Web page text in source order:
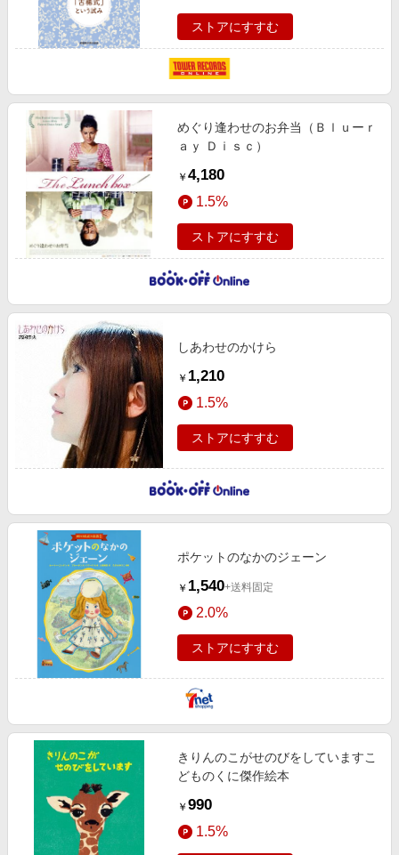
ストアにすすむ
めぐり逢わせのお弁当（Ｂｌｕーｒ
ａｙ Ｄｉｓｃ）
￥ 4,180
1.5%
ストアにすすむ
しあわせのかけら
￥ 1,210
1.5%
ストアにすすむ
ポケットのなかのジェーン
￥ 1,540+送料固定
2.0%
ストアにすすむ
きりんのこがせのびをしていますこ
どものくに傑作絵本
￥ 990
1.5%